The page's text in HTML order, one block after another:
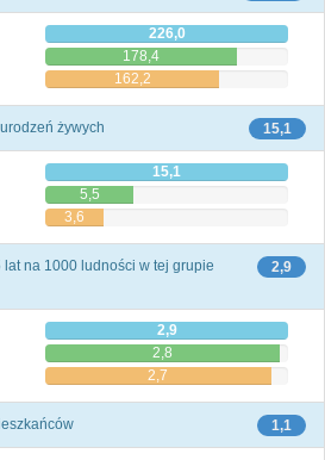
226,0
178,4
162,2
15,1
żywych
15,1
5,5
3,6
2,9
na 1000 ludności w tej grupie
2,9
2,8
2,7
1,1